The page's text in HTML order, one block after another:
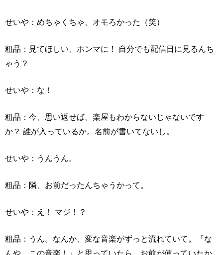
せいや：めちゃくちゃ、オモろかった（笑）
粗品：見てほしい、ホンマに！ 自分でも配信日に見るんち
ゃう？
せいや：な！
粗品：今、思い返せば、楽屋もわからないじゃないです
か？ 誰が入っているか。名前が書いてないし。
せいや：うんうん。
粗品：隣、お前だったんちゃうかって。
せいや：え！ マジ！？
粗品：うん。なんか、変な音楽がずっと流れていて。『な
んや、この音楽！』と思っていたら、お前が使っていたか